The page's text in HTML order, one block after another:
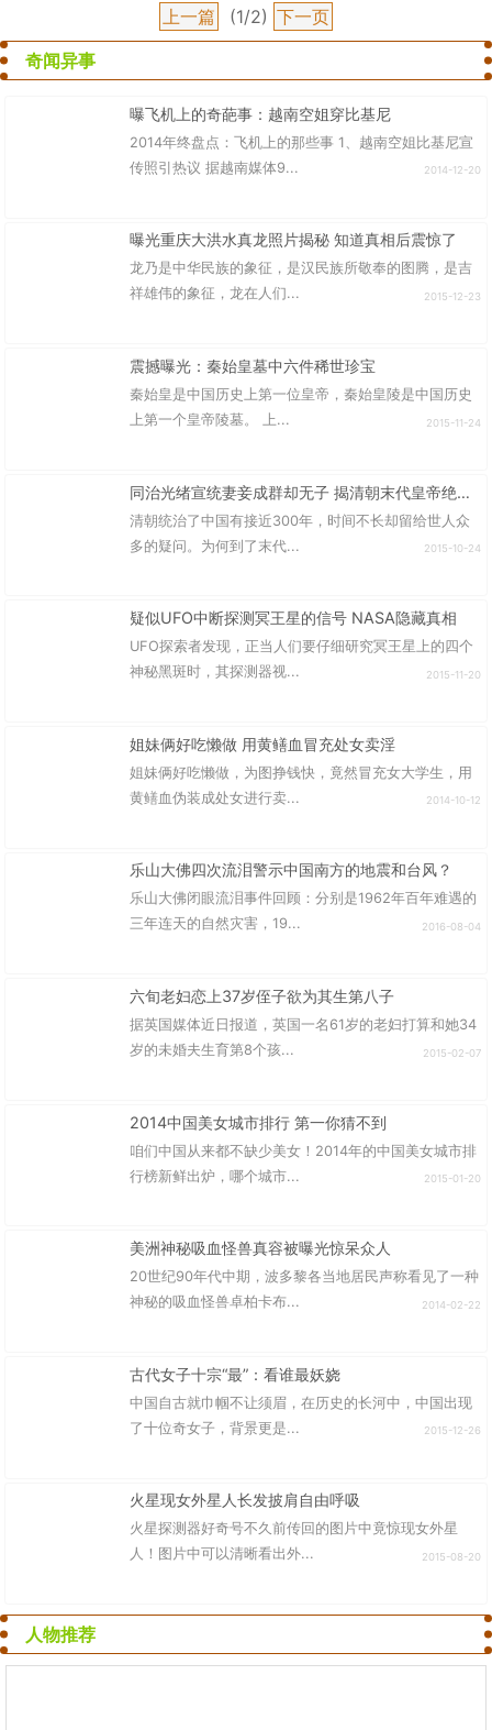
上一篇 (1/2) 下一页
奇闻异事
曝飞机上的奇葩事：越南空姐穿比基尼
2014年终盘点：飞机上的那些事 1、越南空姐比基尼宣
传照引热议 据越南媒体9...
2014-12-20
曝光重庆大洪水真龙照片揭秘 知道真相后震惊了
龙乃是中华民族的象征，是汉民族所敬奉的图腾，是吉
祥雄伟的象征，龙在人们...
2015-12-23
震撼曝光：秦始皇墓中六件稀世珍宝
秦始皇是中国历史上第一位皇帝，秦始皇陵是中国历史
上第一个皇帝陵墓。 上...
2015-11-24
同治光绪宣统妻妾成群却无子 揭清朝末代皇帝绝后真相
清朝统治了中国有接近300年，时间不长却留给世人众
多的疑问。为何到了末代...
2015-10-24
疑似UFO中断探测冥王星的信号 NASA隐藏真相
UFO探索者发现，正当人们要仔细研究冥王星上的四个
神秘黑斑时，其探测器视...
2015-11-20
姐妹俩好吃懒做 用黄鳝血冒充处女卖淫
姐妹俩好吃懒做，为图挣钱快，竟然冒充女大学生，用
黄鳝血伪装成处女进行卖...
2014-10-12
乐山大佛四次流泪警示中国南方的地震和台风？
乐山大佛闭眼流泪事件回顾：分别是1962年百年难遇的
三年连天的自然灾害，19...
2016-08-04
六旬老妇恋上37岁侄子欲为其生第八子
据英国媒体近日报道，英国一名61岁的老妇打算和她34
岁的未婚夫生育第8个孩...
2015-02-07
2014中国美女城市排行 第一你猜不到
咱们中国从来都不缺少美女！2014年的中国美女城市排
行榜新鲜出炉，哪个城市...
2015-01-20
美洲神秘吸血怪兽真容被曝光惊呆众人
20世纪90年代中期，波多黎各当地居民声称看见了一种
神秘的吸血怪兽卓柏卡布...
2014-02-22
古代女子十宗“最”：看谁最妖娆
中国自古就巾帼不让须眉，在历史的长河中，中国出现
了十位奇女子，背景更是...
2015-12-26
火星现女外星人长发披肩自由呼吸
火星探测器好奇号不久前传回的图片中竟惊现女外星
人！图片中可以清晰看出外...
2015-08-20
人物推荐